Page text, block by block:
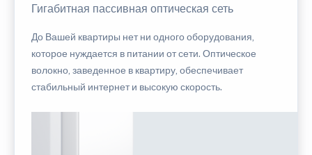
Гигабитная пассивная оптическая сеть
До Вашей квартиры нет ни одного оборудования,
которое нуждается в питании от сети. Оптическое
волокно, заведенное в квартиру, обеспечивает
стабильный интернет и высокую скорость.